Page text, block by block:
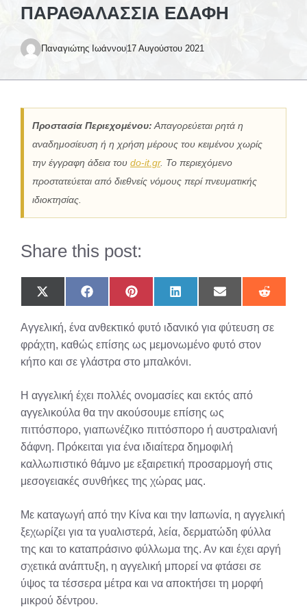
ΠΑΡΑΘΑΛΆΣΣΙΑ ΕΔΆΦΗ
Παναγιώτης Ιωάννου17 Αυγούστου 2021
Προστασία Περιεχομένου: Απαγορεύεται ρητά η
αναδημοσίευση ή η χρήση μέρους του κειμένου χωρίς
την έγγραφη άδεια του do-it.gr. Το περιεχόμενο
προστατεύεται από διεθνείς νόμους περί πνευματικής
ιδιοκτησίας.
Share this post:
Share
on
(Twitter)
Share
on
Share
on
Share
on
Share
on
Share
on
Αγγελική, ένα ανθεκτικό φυτό ιδανικό για φύτευση σε
φράχτη, καθώς επίσης ως μεμονωμένο φυτό στον
κήπο και σε γλάστρα στο μπαλκόνι.
Η αγγελική έχει πολλές ονομασίες και εκτός από
αγγελικούλα θα την ακούσουμε επίσης ως
πιττόσπορο, γιαπωνέζικο πιττόσπορο ή αυστραλιανή
δάφνη. Πρόκειται για ένα ιδιαίτερα δημοφιλή
καλλωπιστικό θάμνο με εξαιρετική προσαρμογή στις
μεσογειακές συνθήκες της χώρας μας.
Με καταγωγή από την Κίνα και την Ιαπωνία, η αγγελική
ξεχωρίζει για τα γυαλιστερά, λεία, δερματώδη φύλλα
της και το καταπράσινο φύλλωμα της. Αν και έχει αργή
σχετικά ανάπτυξη, η αγγελική μπορεί να φτάσει σε
ύψος τα τέσσερα μέτρα και να αποκτήσει τη μορφή
μικρού δέντρου.